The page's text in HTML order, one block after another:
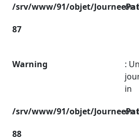
/srv/www/91/objet/
on
87
Warning
:
in
/srv/www/91/objet/
on
88